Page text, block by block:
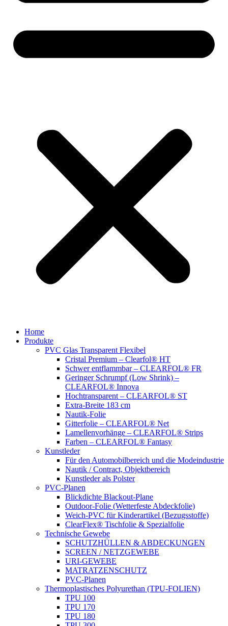
Home
Produkte
PVC Glas Transparent Flexibel
Cristal Premium – Clearfol® HT
Schwer entflammbar – CLEARFOL® FR
Geringer Schrumpf (Low Shrink) –
CLEARFOL® Innova
Hochtransparent – CLEARFOL® ST
Extra-Breite 183 cm
Nautik-Folie
Gitterfolie – CLEARFOL® Net
Lamellenvorhänge – CLEARFOL® Strips
Farben – CLEARFOL® Fantasy
Kunstleder
Für den Automobilbereich und die Modeindustrie
Nautik / Contract, Objektbereich
Kunstleder als Polster
PVC-Planen
Blickdichte Blackout-Plane
Outdoor-Folie (Wetterfeste Abdeckfolie)
Weich-PVC für Kinderartikel (Bezugsstoffe)
ClearFlex® Tischfolie & Spezialfolie
Technische Gewebe
SCHUTZHÜLLEN & ABDECKUNGEN
SCREEN / NETZGEWEBE
URI-GEWEBE
MATRATZENSCHUTZ
PVC-Planen
Thermoplastisches Polyurethan (TPU-FOLIEN)
TPU 100
TPU 170
TPU 180